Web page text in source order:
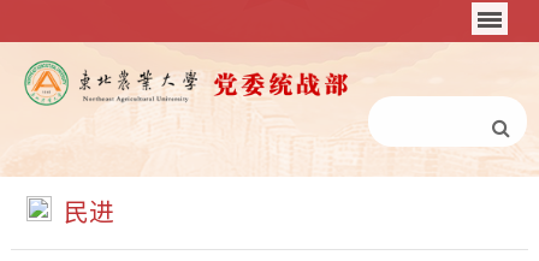
民进